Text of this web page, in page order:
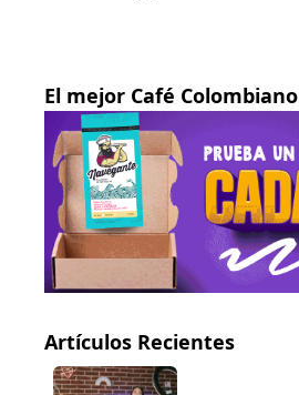
El mejor Café Colombiano
Artículos Recientes